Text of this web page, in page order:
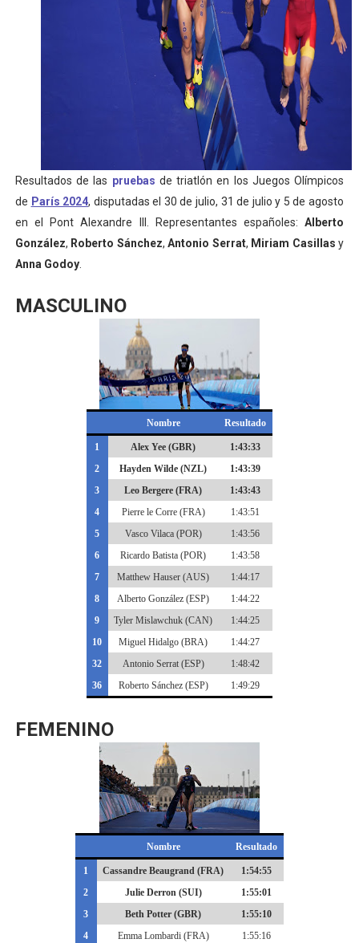
Mundial de Fórmula 1 2026 - Lando Norris consigue
Copa del Mundo femenina 2026 - Estados Unidos
Campeonato de Europa de saltos 2026 (París,
Campeonato de Europa de natación artística 2026
AEW - Adam Page con Brodido desbancan una
Resultados de las pruebas de triatlón en los Juegos Olímpicos
de París 2024, disputadas el 30 de julio, 31 de julio y 5 de agosto
en el Pont Alexandre III. Representantes españoles:Alberto
González, Roberto Sánchez,Antonio Serrat, Miriam Casillasy
Anna Godoy.
MASCULINO
Nombre Resultado
1 Alex Yee (GBR)
1:43:33
2
Hayden Wilde (NZL)
1:43:39
3
Leo Bergere (FRA)
1:43:43
4
Pierre le Corre (FRA)
1:43:51
5
Vasco Vilaca (POR)
1:43:56
6
Ricardo Batista (POR)
1:43:58
7
Matthew Hauser (AUS)
1:44:17
8
Alberto González (ESP)
1:44:22
9
Tyler Mislawchuk (CAN)
1:44:25
10
Miguel Hidalgo (BRA)
1:44:27
32
Antonio Serrat (ESP)
1:48:42
36
Roberto Sánchez (ESP) 1:49:29
FEMENINO
Nombre Resultado
1 Cassandre Beaugrand (FRA)
1:54:55
2
Julie Derron (SUI)
1:55:01
3
Beth Potter (GBR)
1:55:10
4
Emma Lombardi (FRA)
1:55:16